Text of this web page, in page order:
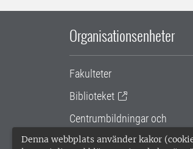
Denna webbplats använder kakor
Organisationsenheter
Fakulteter
Biblioteket
Centrumbildningar och
samarbetsprojekt